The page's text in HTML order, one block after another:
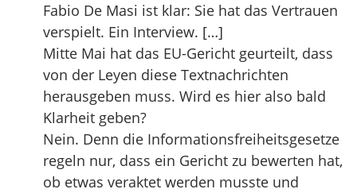
Fabio De Masi ist klar: Sie hat das Vertrauen
verspielt. Ein Interview. […]
Mitte Mai hat das EU-Gericht geurteilt, dass
von der Leyen diese Textnachrichten
herausgeben muss. Wird es hier also bald
Klarheit geben?
Nein. Denn die Informationsfreiheitsgesetze
regeln nur, dass ein Gericht zu bewerten hat,
ob etwas veraktet werden musste und